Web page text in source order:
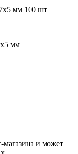
мм 100 шт
мм
магазина и может